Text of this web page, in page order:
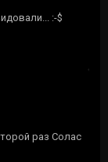
:-$
раз Солас